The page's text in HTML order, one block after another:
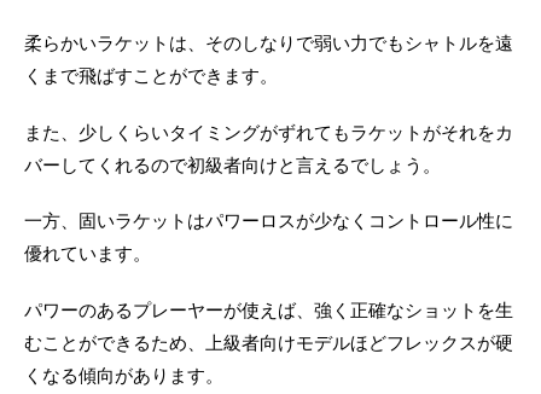
柔らかいラケットは、そのしなりで弱い力でもシャトルを遠
くまで飛ばすことができます。
また、少しくらいタイミングがずれてもラケットがそれをカ
バーしてくれるので初級者向けと言えるでしょう。
一方、固いラケットはパワーロスが少なくコントロール性に
優れています。
パワーのあるプレーヤーが使えば、強く正確なショットを生
むことができるため、上級者向けモデルほどフレックスが硬
くなる傾向があります。